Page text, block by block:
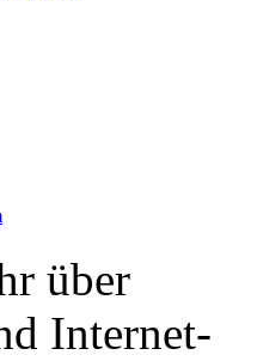
über
Internet-